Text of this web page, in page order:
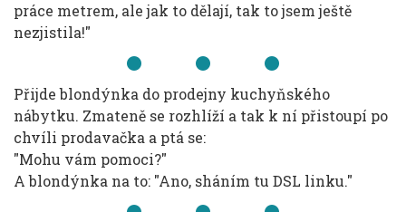
práce metrem, ale jak to dělají, tak to jsem ještě
nezjistila!"
Přijde blondýnka do prodejny kuchyňského
nábytku. Zmateně se rozhlíží a tak k ní přistoupí po
chvíli prodavačka a ptá se:
"Mohu vám pomoci?"
A blondýnka na to: "Ano, sháním tu DSL linku."